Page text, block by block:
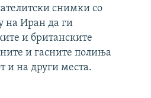
снимки со
на Иран да ги
и британските
и гасните полиња
и на други места.